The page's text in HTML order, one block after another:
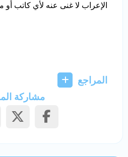
الإعراب لا غنى عنه لأي كاتب
المراجع
مشاركة